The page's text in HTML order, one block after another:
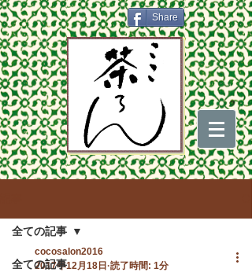
Share
全ての記事
全ての記事
cocosalon2016
2017年12月18日 読了時間: 1分